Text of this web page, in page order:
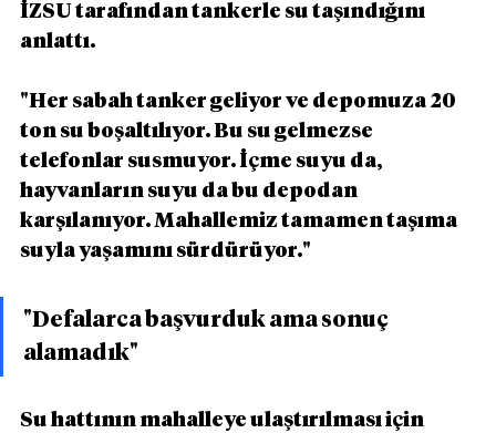
İZSU tarafından tankerle su taşındığını
anlattı.
"Her sabah tanker geliyor ve depomuza 20
ton su boşaltılıyor. Bu su gelmezse
telefonlar susmuyor. İçme suyu da,
hayvanların suyu da bu depodan
karşılanıyor. Mahallemiz tamamen taşıma
suyla yaşamını sürdürüyor."
"Defalarca başvurduk ama sonuç
alamadık"
Su hattının mahalleye ulaştırılması için